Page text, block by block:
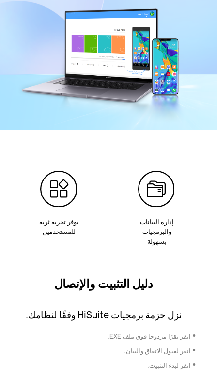
إدارة البيانات
والبرمجيات
بسهولة
يوفر تجربة ثرية
للمستخدمين
دليل التثبيت والإتصال
نزل حزمة برمجيات HiSuite وفقًا لنظامك.
• انقر نقرًا مزدوجا فوق ملف EXE.
• انقر لقبول الاتفاق والبيان.
• انقر لبدء التثبيت.